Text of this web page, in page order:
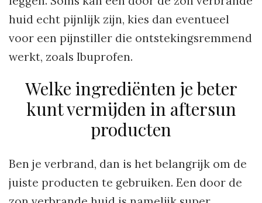
huid echt pijnlijk zijn, kies dan eventueel
voor een pijnstiller die ontstekingsremmend
werkt, zoals Ibuprofen.
Welke ingrediënten je beter
kunt vermijden in aftersun
producten
Ben je verbrand, dan is het belangrijk om de
juiste producten te gebruiken. Een door de